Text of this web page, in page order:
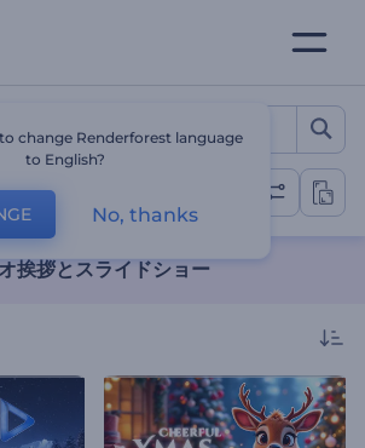
のビデオ挨拶とス
挨拶とスライドショー
change Renderforest language
to English?
No, thanks